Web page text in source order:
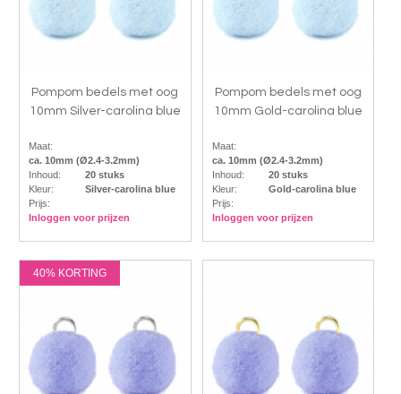
Pompom bedels met oog
10mm Silver-carolina blue
Maat:
ca. 10mm (Ø2.4-3.2mm)
Inhoud:
20 stuks
Kleur:
Silver-carolina blue
Prijs:
Inloggen voor prijzen
Pompom bedels met oog
10mm Gold-carolina blue
Maat:
ca. 10mm (Ø2.4-3.2mm)
Inhoud:
20 stuks
Kleur:
Gold-carolina blue
Prijs:
Inloggen voor prijzen
40% KORTING